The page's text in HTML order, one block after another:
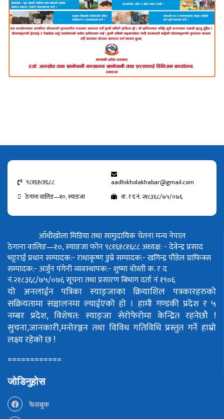
९८१६१८१६८८
aadhikholakhabar@gmail.com
ठेगाना वालिङ—१०, स्याङजा
क. र द नं. २१८३६८/७५/०७६
आँधीखोला मिडिया तथा सामुदायिक चेतना मन्च नेपाल
ठेगाना वालिङ—१०, स्याङजा फोन ९८१६१८१६८८अध्यक्ष: - देवेन्द्र प्रसाद
भट्टराईप्रधान सम्पादक:- राधाकृष्ण डुम्रेसम्पादक:- खगिन्द्र पौडेलग्राफिक्स
सम्पादक:- अर्जुन पंगेनीव्यवस्थापक:- शुष्मा वोस्तीक. र द
नं.२१८३६८/७५/०७६सूचना तथा प्रसारण बिभाग दर्ता नं १९०६
यो अनलाईन पत्रिका स्याङ्जाका क्रियाशिल पत्रकारहरुको
सक्रियतामा सञ्चालनमा ल्याईएको हो । हामी गण्डकी प्रदेश र ५
नम्बर प्रदेश, विशेषत: स्याङ्जा सेरोफेरोमा केन्द्रित रहनेछौ !
सुचना,जानकारी,मनोरञ्जन तथा विविध गतिविधि प्रस्तुत गर्ने हाम्रो
लक्ष्य रहेको छ !
============
जोडिनुहोस
फेसबुक